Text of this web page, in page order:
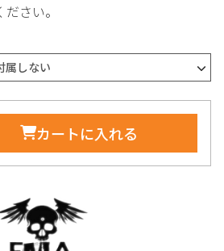
さい。
属しない
カートに入れる